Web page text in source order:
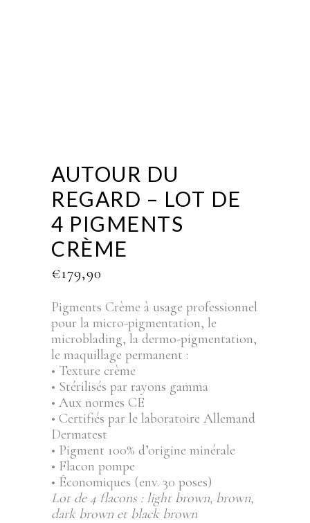
AUTOUR DU
REGARD – LOT DE
4 PIGMENTS
CRÈME
€179,90
Pigments Crème à usage professionnel
pour la micro-pigmentation, le
microblading, la dermo-pigmentation,
le maquillage permanent :
• Texture crème
• Stérilisés par rayons gamma
• Aux normes CE
• Certifiés par le laboratoire Allemand
Dermatest
• Pigment 100% d’origine minérale
• Flacon pompe
• Économiques (env. 30 poses)
Lot de 4 flacons : light brown, brown,
dark brown et black brown